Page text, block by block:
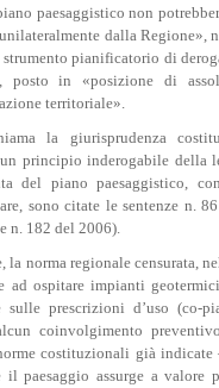
paesaggistico non
dalla Regione»,
pianificatorio di
posto in «posizione di
territoriale».
la giurisprudenza
principio inderogabile della
del piano paesaggistico,
sono citate le sentenze n.
n. 182 del 2006).
la norma regionale censurata,
ad ospitare impianti
sulle prescrizioni d’uso (co-
coinvolgimento
costituzionali già indicate
paesaggio assurge a valore